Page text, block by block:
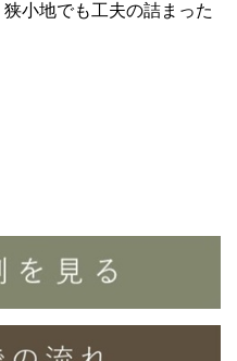
小地でも工夫の詰まった